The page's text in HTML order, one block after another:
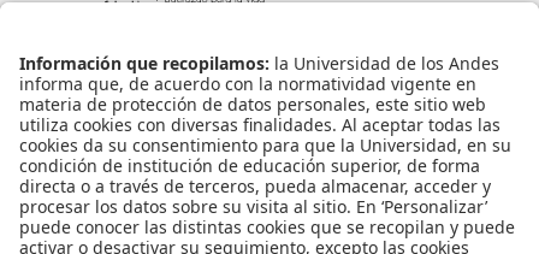
Información de contacto
info@aneia.edu.co
Bogotá, Colombia
Enlaces de interés